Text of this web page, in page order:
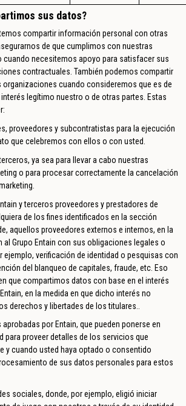
sus datos?
compartir información personal con otras
de que cumplimos con nuestras
cuando necesitemos apoyo para satisfacer sus
contractuales. También podemos compartir
cuando consideremos que es de
legítimo nuestro o de otras partes. Estas
proveedores y subcontratistas para la ejecución
que celebremos con ellos o con usted.
ya sea para llevar a cabo nuestras
o para procesar correctamente la cancelación
y terceros proveedores y prestadores de
de los fines identificados en la sección
aquellos proveedores externos e internos, en la
al Grupo Entain con sus obligaciones legales o
ejemplo, verificación de identidad o pesquisas con
del blanqueo de capitales, fraude, etc. Eso
que compartimos datos con base en el interés
en la medida en que dicho interés no
derechos y libertades de los titulares..
por Entain, que pueden ponerse en
para proveer detalles de los servicios que
y cuando usted haya optado o consentido
de sus datos personales para estos
sociales, donde, por ejemplo, eligió iniciar